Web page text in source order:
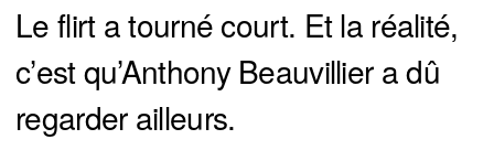
Le flirt a tourné court. Et la réalité,
c’est qu’Anthony Beauvillier a dû
regarder ailleurs.